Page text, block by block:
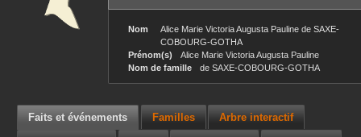
Nom Alice Marie Victoria Augusta Pauline de SAXE-
COBOURG-GOTHA
Prénom(s)
Alice Marie Victoria Augusta Pauline
Nom de famille
de SAXE-COBOURG-GOTHA
Faits et événements Familles Arbre interactif